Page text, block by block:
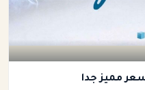
مميز جدا